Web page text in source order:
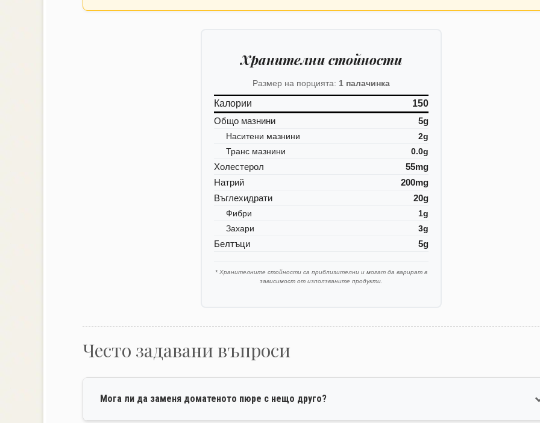
Хранителни стойности
Размер на порцията: 1 палачинка
Калории
150
Общо мазнини
5g
Наситени мазнини
2g
Транс мазнини
0.0g
Холестерол
55mg
Натрий
200mg
Въглехидрати
20g
Фибри
1g
Захари
3g
Белтъци 5g
* Хранителните стойности са приблизителни и могат да варират в
зависимост от използваните продукти.
Често задавани въпроси
Мога ли да заменя доматеното пюре с нещо друго?